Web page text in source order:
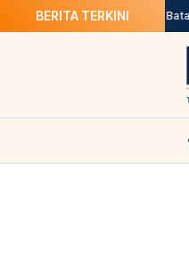
BERITA TERKINI
Ini Solusinya Kepdirjen Batal,